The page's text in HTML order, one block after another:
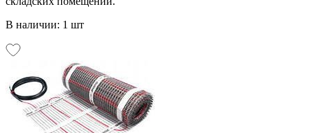
В наличии: 1 шт